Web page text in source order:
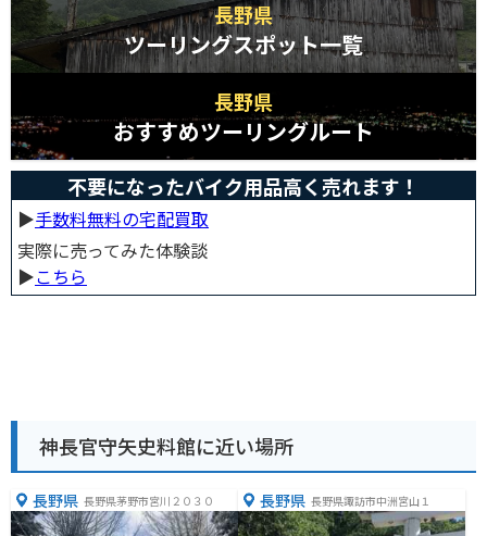
長野県
ツーリングスポット一覧
長野県
おすすめツーリングルート
不要になったバイク用品高く売れます！
▶︎手数料無料の宅配買取
実際に売ってみた体験談
▶︎こちら
神長官守矢史料館に近い場所
長野県 長野県茅野市宮川２０３０ 長野県 長野県諏訪市中洲宮山１